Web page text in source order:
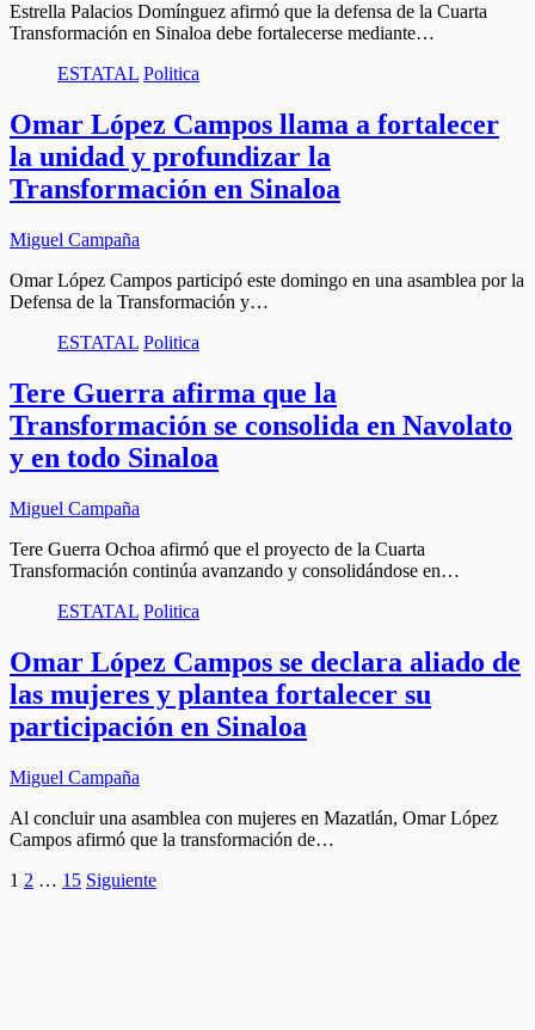
Estrella Palacios Domínguez afirmó que la defensa de la Cuarta
Transformación en Sinaloa debe fortalecerse mediante…
ESTATAL Politica
Omar López Campos llama a fortalecer
la unidad y profundizar la
Transformación en Sinaloa
Miguel Campaña
Omar López Campos participó este domingo en una asamblea por la
Defensa de la Transformación y…
ESTATAL Politica
Tere Guerra afirma que la
Transformación se consolida en Navolato
y en todo Sinaloa
Miguel Campaña
Tere Guerra Ochoa afirmó que el proyecto de la Cuarta
Transformación continúa avanzando y consolidándose en…
ESTATAL Politica
Omar López Campos se declara aliado de
las mujeres y plantea fortalecer su
participación en Sinaloa
Miguel Campaña
Al concluir una asamblea con mujeres en Mazatlán, Omar López
Campos afirmó que la transformación de…
Paginación
1 2 … 15 Siguiente